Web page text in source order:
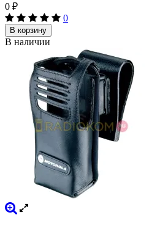
0 ₽
0
В корзину
В наличии